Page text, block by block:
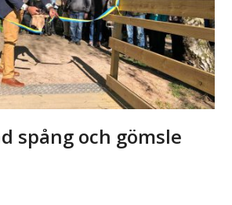
spång och gömsle